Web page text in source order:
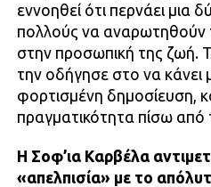
εννοηθεί ότι περνάει μια
πολλούς να αναρωτηθούν
στην προσωπική της ζωή.
την οδήγησε στο να κάνει
φορτισμένη δημοσίευση,
πραγματικότητα πίσω από
Η Σοφ’ια Καρβέλα
«απελπισία» με το